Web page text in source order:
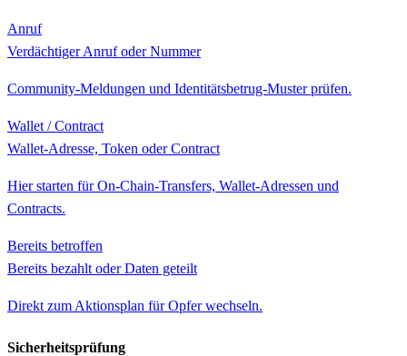
Anruf
Verdächtiger Anruf oder Nummer
Community-Meldungen und Identitätsbetrug-Muster prüfen.
Wallet / Contract
Wallet-Adresse, Token oder Contract
Hier starten für On-Chain-Transfers, Wallet-Adressen und
Contracts.
Bereits betroffen
Bereits bezahlt oder Daten geteilt
Direkt zum Aktionsplan für Opfer wechseln.
Sicherheitsprüfung